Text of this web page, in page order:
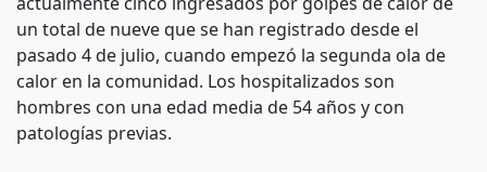
un total de nueve que se han registrado desde el
pasado 4 de julio, cuando empezó la segunda ola de
calor en la comunidad. Los hospitalizados son
hombres con una edad media de 54 años y con
patologías previas.